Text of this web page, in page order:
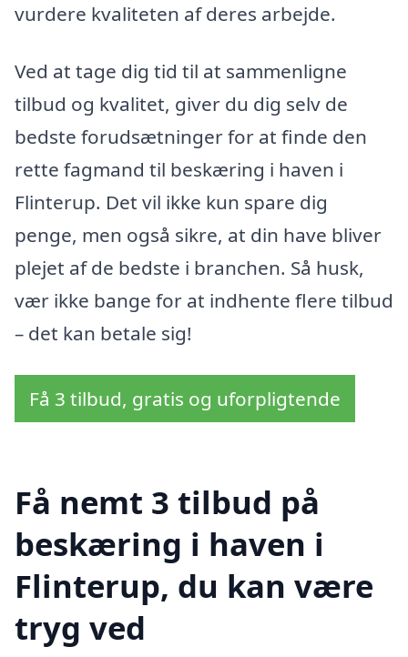
vurdere kvaliteten af deres arbejde.
Ved at tage dig tid til at sammenligne
tilbud og kvalitet, giver du dig selv de
bedste forudsætninger for at finde den
rette fagmand til beskæring i haven i
Flinterup. Det vil ikke kun spare dig
penge, men også sikre, at din have bliver
plejet af de bedste i branchen. Så husk,
vær ikke bange for at indhente flere tilbud
– det kan betale sig!
Få 3 tilbud, gratis og uforpligtende
Få nemt 3 tilbud på
beskæring i haven i
Flinterup, du kan være
tryg ved